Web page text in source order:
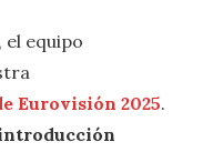
el equipo
Eurovisión 2025.